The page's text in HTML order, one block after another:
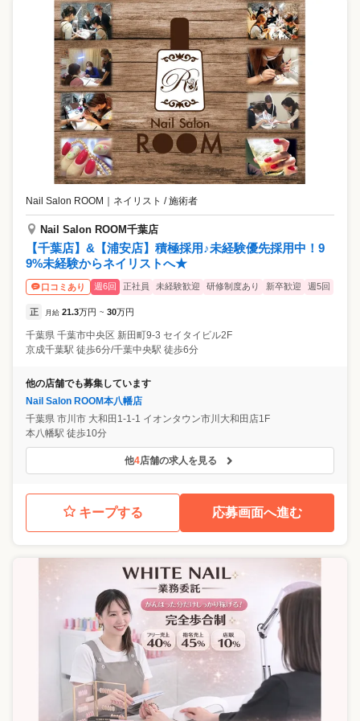
Nail Salon ROOM ｜ ネイリスト / 施術者
Nail Salon ROOM千葉店
【千葉店】&【浦安店】積極採用♪未経験優先採用中！9
9%未経験からネイリストへ★
口コミあり 週6回 正社員 未経験歓迎 研修制度あり 新卒歓迎 週5回
正 月給 21.3万円 ~ 30万円
千葉県 千葉市中央区 新田町9-3 セイタイビル2F
京成千葉駅 徒歩6分/千葉中央駅 徒歩6分
他の店舗でも募集しています
Nail Salon ROOM本八幡店
千葉県 市川市 大和田1-1-1 イオンタウン市川大和田店1F
本八幡駅 徒歩10分
他4店舗の求人を見る
キープする 応募画面へ進む